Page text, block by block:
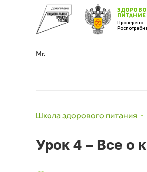
ПИТАНИЕ
Проверено
Mr.
Школа здорового питания
Урок 4 – Все о